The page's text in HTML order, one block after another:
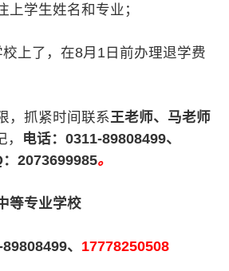
上学生姓名和专业；
上了，在8月1日前办理退学费
，抓紧时间联系王老师、马老师
电话：0311-89808499、
2073699985。
等专业学校
、 17778250508